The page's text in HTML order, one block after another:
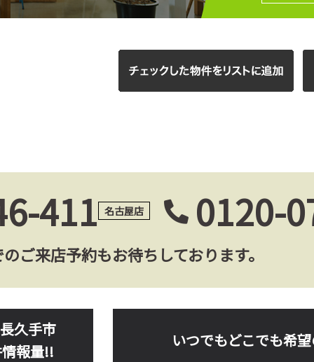
411 名古屋店 0120-
ご来店予約もお待ちしております。
久手市
報量!!
いつでもどこでも希